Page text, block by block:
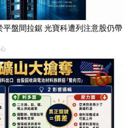
科遭列注意股仍帶